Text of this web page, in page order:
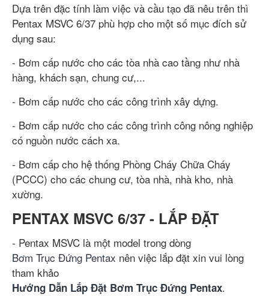
Dựa trên đặc tính làm việc và cầu tạo đã nêu trên thì
Pentax MSVC 6/37 phù hợp cho một số mục đích sử
dụng sau:
- Bơm cấp nước cho các tòa nhà cao tầng như nhà
hàng, khách sạn, chung cư,...
- Bơm cấp nước cho các công trình xây dựng.
- Bơm cấp nước cho các công trình công nông nghiệp
có nguồn nước cách xa.
- Bơm cấp cho hệ thống Phòng Cháy Chữa Cháy
(PCCC) cho các chung cư, tòa nhà, nhà kho, nhà
xường.
PENTAX MSVC 6/37 - LẮP ĐẶT
- Pentax MSVC là một model trong dòng
Bơm Trục Đứng Pentax nên việc lắp đặt xin vui lòng
tham khảo
Hướng Dẫn Lắp Đặt Bơm Trục Đứng Pentax.